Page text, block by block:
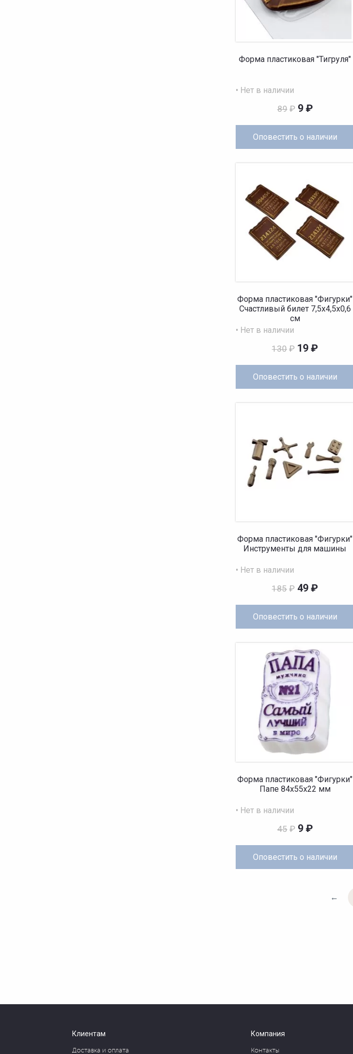
Форма пластиковая "Тигруля"
• Нет в наличии
Оповестить о наличии
89 ₽ 9 ₽
Форма пластиковая "Фигурки"
Счастливый билет 7,5х4,5х0,6
см
• Нет в наличии
Оповестить о наличии
130 ₽ 19₽
Форма пластиковая "Фигурки"
Инструменты для машины
• Нет в наличии
Оповестить о наличии
185 ₽ 49₽
Форма пластиковая "Фигурки"
Папе 84х55х22 мм
• Нет в наличии
Оповестить о наличии
45 ₽ 9 ₽
←
Клиентам
Доставка и оплата
Компания
Контакты